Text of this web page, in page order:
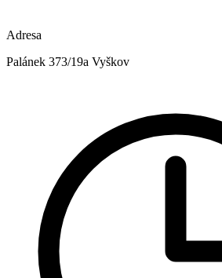
Adresa
Palánek 373/19a Vyškov